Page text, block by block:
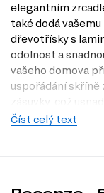
elegantním
také dodá
dřevotřísky s
odolnost a
vašeho domova
uspořádání skříně
zásuvky, což
věcí. Navštivte
Číst celý text